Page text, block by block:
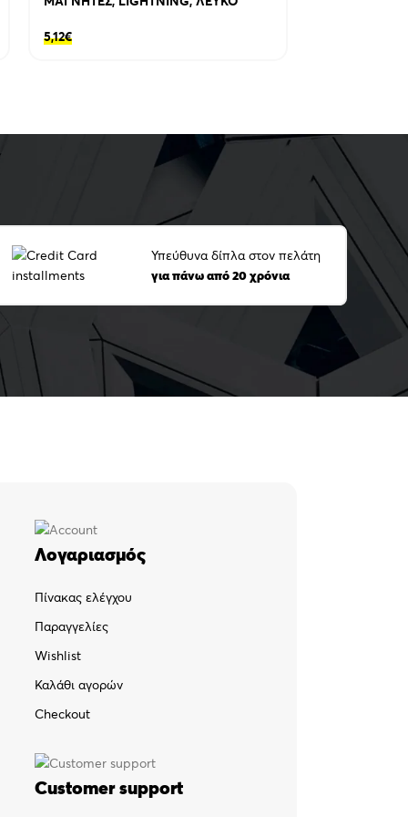
5,12€
Υπεύθυνα δίπλα στον πελάτη
για πάνω από 20 χρόνια
Λογαριασμός
Πίνακας ελέγχου
Παραγγελίες
Wishlist
Καλάθι αγορών
Checkout
Customer support